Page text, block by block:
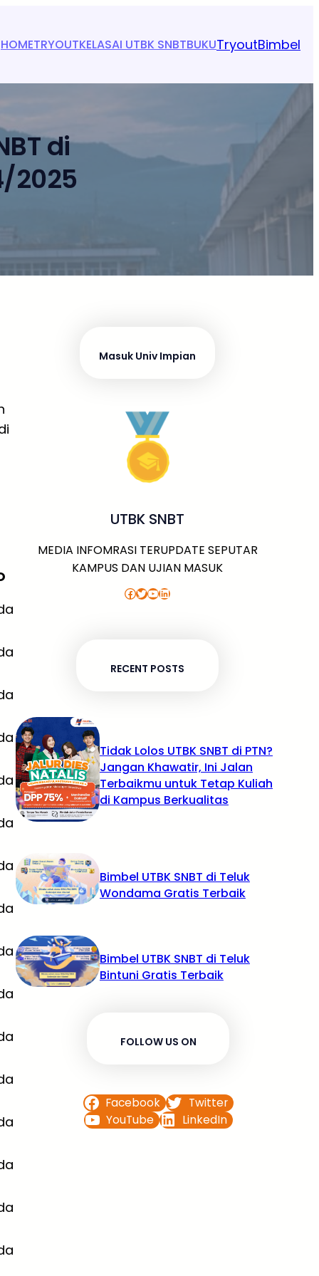
HOMETRYOUTKELASAI UTBK SNBTBUKUTryoutBimbel
di
2025
Masuk Univ Impian
UTBK SNBT
MEDIA INFOMRASI TERUPDATE SEPUTAR
KAMPUS DAN UJIAN MASUK
Facebook Twitter YouTube LinkedIn
RECENT POSTS
Tidak Lolos UTBK SNBT di PTN?
Jangan Khawatir, Ini Jalan
Terbaikmu untuk Tetap Kuliah
di Kampus Berkualitas
Bimbel UTBK SNBT di Teluk
Wondama Gratis Terbaik
Bimbel UTBK SNBT di Teluk
Bintuni Gratis Terbaik
FOLLOW US ON
Facebook
Twitter
YouTube
LinkedIn